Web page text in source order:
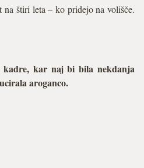
štiri leta – ko pridejo na volišče.
kadre, kar naj bi bila nekdanja
aroganco.